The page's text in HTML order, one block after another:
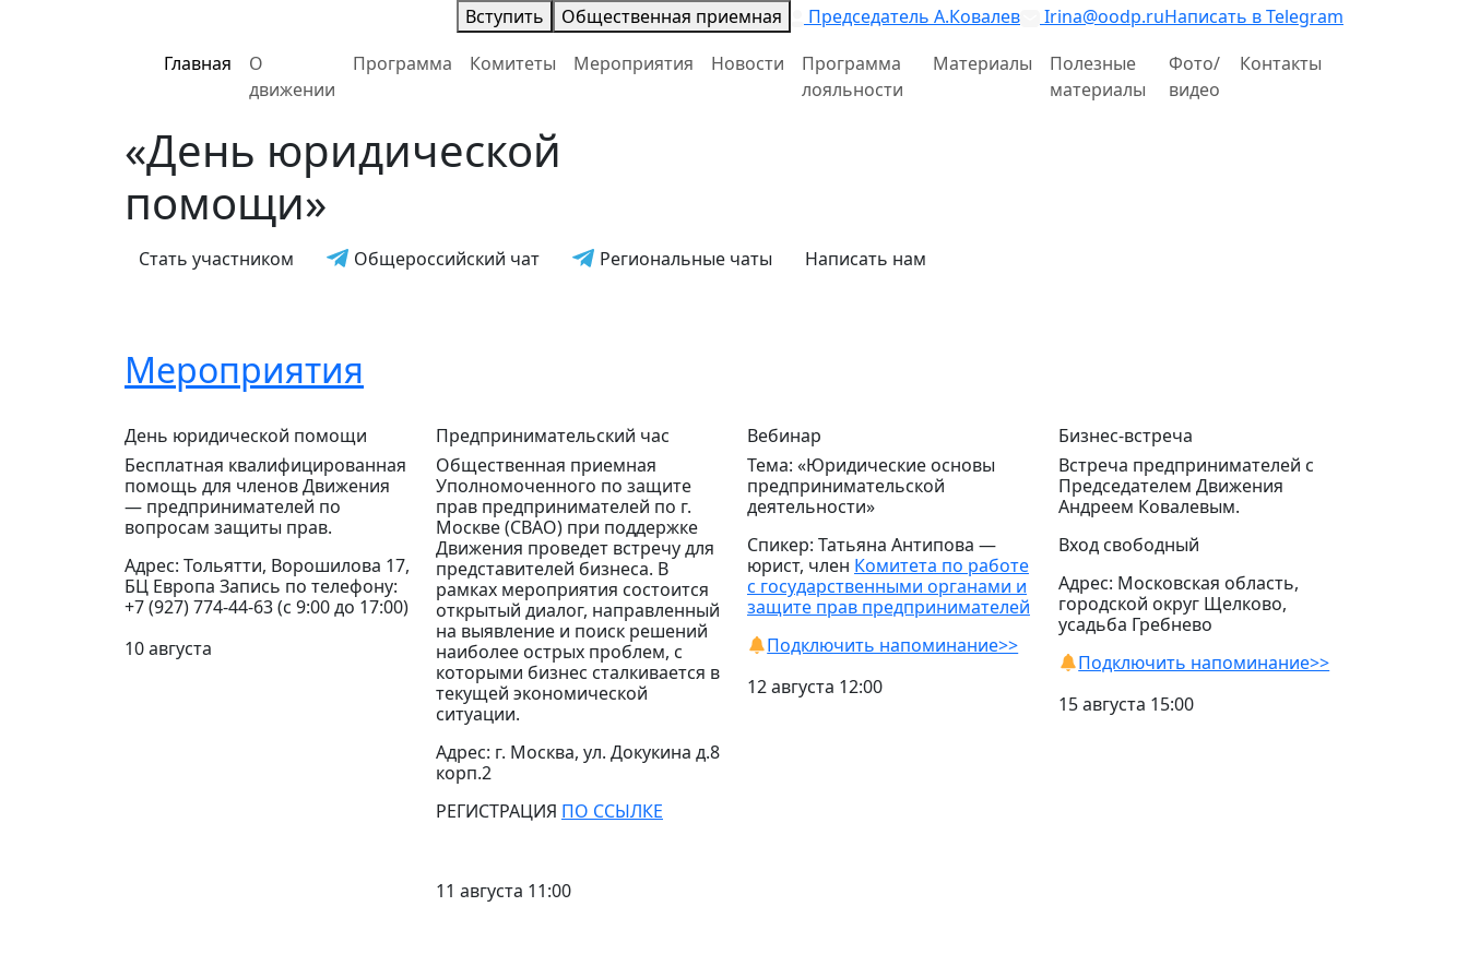
Вступить Общественная приемная Председатель А.Ковалев Irina@oodp.ruНаписать в Telegram
Главная
О
движении
Программа Комитеты Мероприятия Новости
Программа
лояльности
Материалы
Полезные
материалы
Фото/
видео
Контакты
«День юридической
помощи»
Стать участником Общероссийский чат Региональные чаты Написать нам
Мероприятия
День юридической помощи
Бесплатная квалифицированная
помощь для членов Движения
— предпринимателей по
вопросам защиты прав.
Адрес: Тольятти, Ворошилова 17,
БЦ Европа Запись по телефону:
+7 (927) 774-44-63 (с 9:00 до 17:00)
10 августа
Предпринимательский час
Общественная приемная
Уполномоченного по защите
прав предпринимателей по г.
Москве (СВАО) при поддержке
Движения проведет встречу для
представителей бизнеса. В
рамках мероприятия состоится
открытый диалог, направленный
на выявление и поиск решений
наиболее острых проблем, с
которыми бизнес сталкивается в
текущей экономической
ситуации.
Адрес: г. Москва, ул. Докукина д.8
корп.2
РЕГИСТРАЦИЯ ПО ССЫЛКЕ
11 августа 11:00
Вебинар
Тема: «Юридические основы
предпринимательской
деятельности»
Спикер: Татьяна Антипова —
юрист, член Комитета по работе
с государственными органами и
защите прав предпринимателей
Подключить напоминание>>
12 августа 12:00
Бизнес-встреча
Встреча предпринимателей с
Председателем Движения
Андреем Ковалевым.
Вход свободный
Адрес: Московская область,
городской округ Щелково,
усадьба Гребнево
Подключить напоминание>>
15 августа 15:00